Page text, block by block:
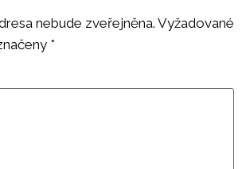
nebude zveřejněna. Vyžadované
*